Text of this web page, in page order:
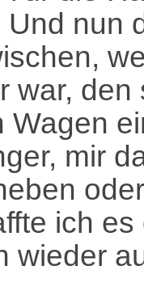
nun
war,
Wagen
mir
ich
wieder